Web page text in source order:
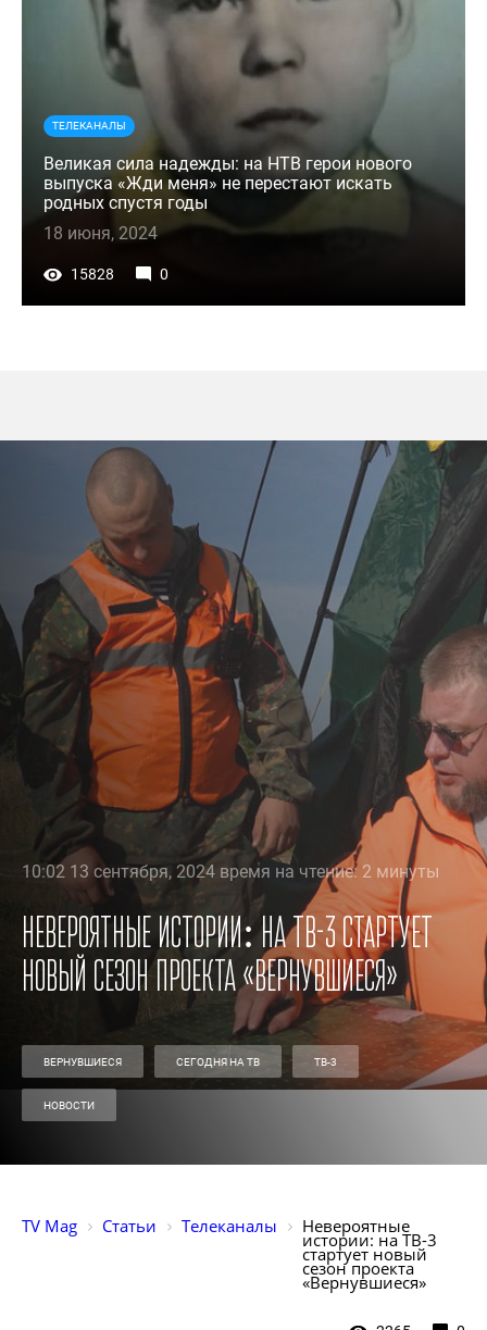
ТЕЛЕКАНАЛЫ
Великая сила надежды: на НТВ герои нового
выпуска «Жди меня» не перестают искать
родных спустя годы
18 июня, 2024
15828 0
10:02 13 сентября, 2024 время на чтение: 2 минуты
Невероятные истории: на ТВ-3 стартует
новый сезон проекта «Вернувшиеся»
ВЕРНУВШИЕСЯ СЕГОДНЯ НА ТВ ТВ-3
НОВОСТИ
TV Mag Статьи Телеканалы Невероятные
истории: на ТВ-3
стартует новый
сезон проекта
«Вернувшиеся»